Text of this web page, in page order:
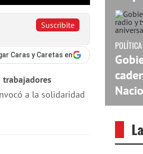
Suscribite
Caras y Caretas en
trabajadores
a la solidaridad
POLÍTICA